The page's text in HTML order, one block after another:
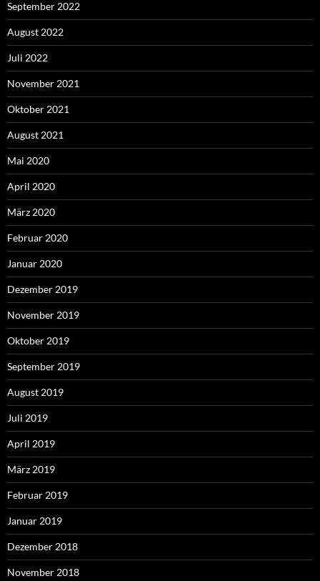
September 2022
August 2022
Juli 2022
November 2021
Oktober 2021
August 2021
Mai 2020
April 2020
März 2020
Februar 2020
Januar 2020
Dezember 2019
November 2019
Oktober 2019
September 2019
August 2019
Juli 2019
April 2019
März 2019
Februar 2019
Januar 2019
Dezember 2018
November 2018